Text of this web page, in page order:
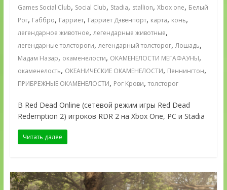
Games Social Club, Social Club, Stadia, stallion, Xbox one, Белый
Рог, Габбро, Гарриет, Гарриет Дэвенпорт, карта, конь,
легендарное животное, легендарные животные,
легендарные толстороги, легендарный толсторог,Лошадь,
Мадам Назар, окаменелости, ОКАМЕНЕЛОСТИ МЕГАФАУНЫ,
окаменелость, ОКЕАНИЧЕСКИЕ ОКАМЕНЕЛОСТИ, Пеннингтон,
ПРИБРЕЖНЫЕ ОКАМЕНЕЛОСТИ, Рог Крови, толсторог
В Red Dead Online (сетевой режим игры Red Dead
Redemption 2) игроков RDR 2 на Xbox One, PC и Stadia
Читать далее